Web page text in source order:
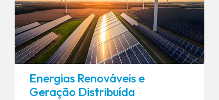
Energias Renováveis ​​e
Geração Distribuída